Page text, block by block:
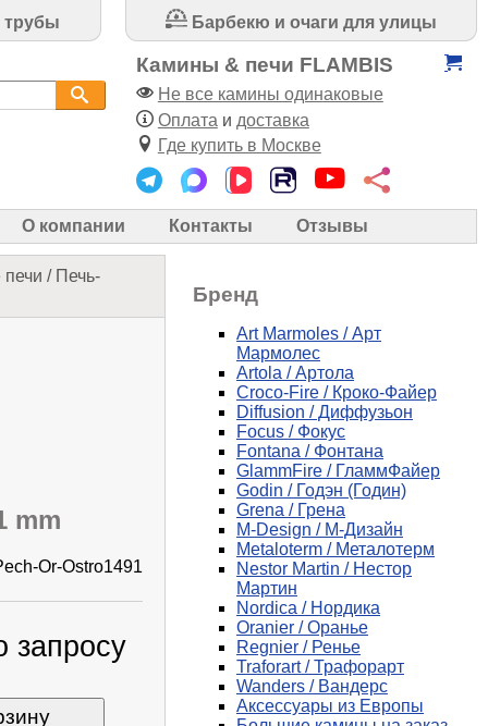
Барбекю и очаги для улицы
Камины & печи FLAMBIS
Не все камины одинаковые
Оплата и доставка
Где купить в Москве
О компании Контакты Отзывы
печи / Печь-
mm
Or-Ostro1491
запросу
Бренд
Art Marmoles / Арт
Мармолес
Artola / Артола
Croco-Fire / Кроко-Файер
Diffusion / Диффузьон
Focus / Фокус
Fontana / Фонтана
GlammFire / ГламмФайер
Godin / Годэн (Годин)
Grena / Грена
M-Design / М-Дизайн
Metaloterm / Металотерм
Nestor Martin / Нестор
Мартин
Nordica / Нордика
Oranier / Оранье
Regnier / Ренье
Traforart / Трафорарт
Wanders / Вандерс
Аксессуары из Европы